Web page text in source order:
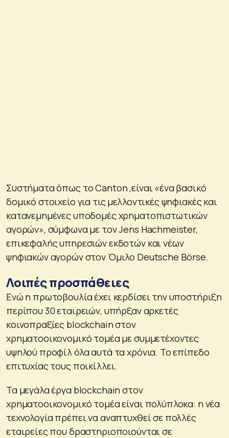
Συστήματα όπως το Canton ,είναι «ένα βασικό
δομικό στοιχείο για τις μελλοντικές ψηφιακές και
κατανεμημένες υποδομές χρηματοπιστωτικών
αγορών», σύμφωνα με τον Jens Hachmeister,
επικεφαλής υπηρεσιών εκδοτών και νέων
ψηφιακών αγορών στον Όμιλο Deutsche Börse.
Λοιπές προσπάθειες
Ενώ η πρωτοβουλία έχει κερδίσει την υποστήριξη
περίπου 30 εταιρειών, υπήρξαν αρκετές
κοινοπραξίες blockchain στον
χρηματοοικονομικό τομέα με συμμετέχοντες
υψηλού προφίλ όλα αυτά τα χρόνια. Το επίπεδο
επιτυχίας τους ποικίλλει.
Τα μεγάλα έργα blockchain στον
χρηματοοικονομικό τομέα είναι πολύπλοκα: η νέα
τεχνολογία πρέπει να αναπτυχθεί σε πολλές
εταιρείες που δραστηριοποιούνται σε